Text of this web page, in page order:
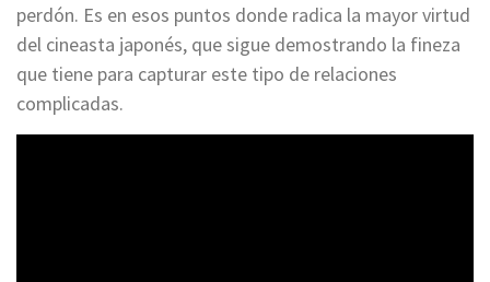
perdón. Es en esos puntos donde radica la mayor virtud
del cineasta japonés, que sigue demostrando la fineza
que tiene para capturar este tipo de relaciones
complicadas.